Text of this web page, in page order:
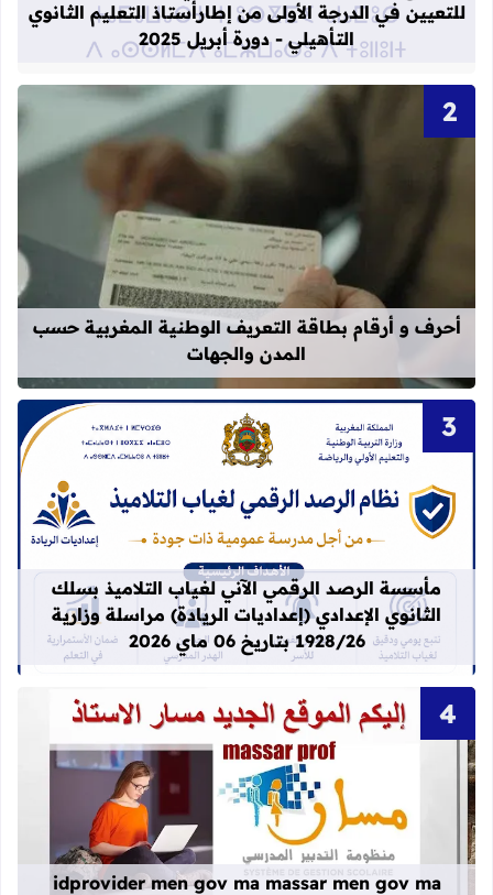
للتعيين في الدرجة الأولى من إطارأستاذ التعليم الثانوي
التأهيلي - دورة أبريل 2025
قراءة المزيد عن أحرف و أرقام
أحرف و أرقام بطاقة التعريف الوطنية المغربية حسب
المدن والجهات
قراءة المزيد عن مأسسة الرصد الرقمي الآني
مأسسة الرصد الرقمي الآني لغياب التلاميذ بسلك
الثانوي الإعدادي (إعداديات الريادة) مراسلة وزارية
1928/26 بتاريخ 06 ماي 2026
قراءة المزيد عن idprovider men gov ma massar men gov ma العنوان الجديد لموقع مسار
idprovider men gov ma massar men gov ma